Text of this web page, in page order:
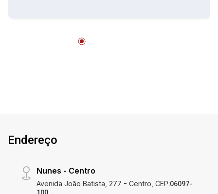
nosso contato. VISITA SOMENTE COM
Endereço
Nunes - Centro
Avenida João Batista, 277 - Centro, CEP:06097-